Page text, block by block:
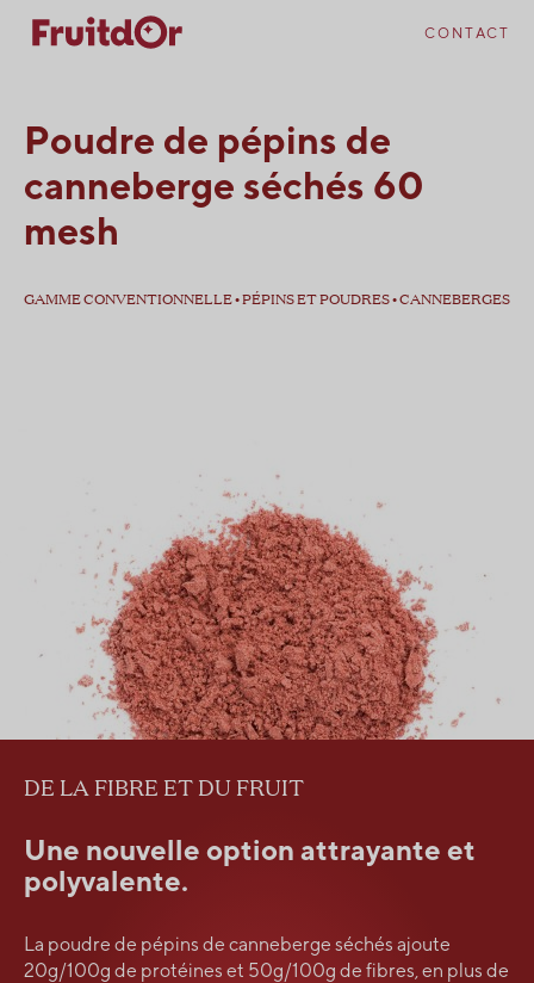
content
navigation
CONTACT
Poudre de pépins de
canneberge séchés 60
mesh
GAMME CONVENTIONNELLE • PÉPINS ET POUDRES • CANNEBERGES
DE LA FIBRE ET DU FRUIT
Une nouvelle option attrayante et
polyvalente.
La poudre de pépins de canneberge séchés ajoute
20g/100g de protéines et 50g/100g de fibres, en plus de